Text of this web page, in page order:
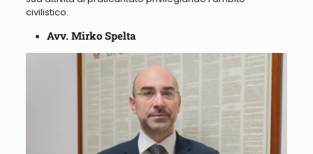
civilistico.
Avv. Mirko Spelta